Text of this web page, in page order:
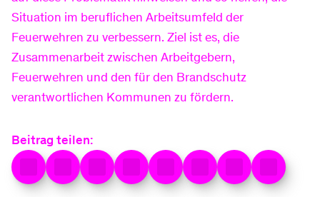
Situation im beruflichen Arbeitsumfeld der
Feuerwehren zu verbessern. Ziel ist es, die
Zusammenarbeit zwischen Arbeitgebern,
Feuerwehren und den für den Brandschutz
verantwortlichen Kommunen zu fördern.
Beitrag teilen: